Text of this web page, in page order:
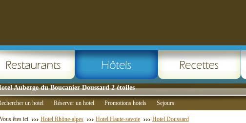
Auberge du Boucanier Doussard 2 étoiles
un hotel Réserver un hotel Promotions hotels Sejours
Vous êtes ici Hotel Rhône-alpes Hotel Haute-savoie Hotel Doussard